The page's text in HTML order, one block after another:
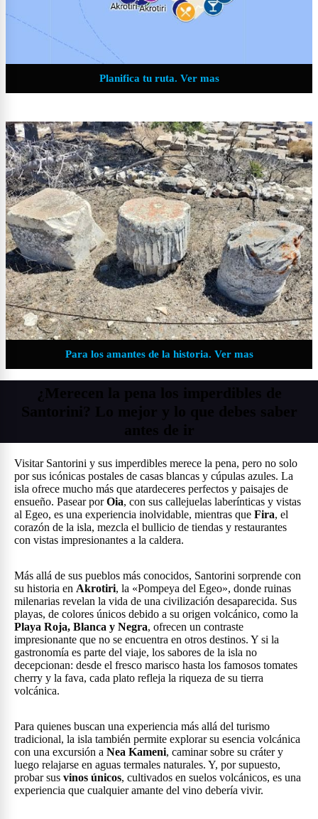
Planifica tu ruta. Ver mas
Para los amantes de la historia. Ver mas
Visitar Santorini y sus imperdibles merece la pena, pero no solo
por sus icónicas postales de casas blancas y cúpulas azules. La
isla ofrece mucho más que atardeceres perfectos y paisajes de
ensueño. Pasear porOia, con sus callejuelas laberínticas y vistas
al Egeo, es una experiencia inolvidable, mientras que Fira, el
corazón de la isla, mezcla el bullicio de tiendas y restaurantes
con vistas impresionantes a la caldera.
Más allá de sus pueblos más conocidos, Santorini sorprende con
su historia en Akrotiri, la «Pompeya del Egeo», donde ruinas
milenarias revelan la vida de una civilización desaparecida. Sus
playas, de colores únicos debido a su origen volcánico, como la
Playa Roja, Blanca y Negra, ofrecen un contraste
impresionante que no se encuentra en otros destinos. Y si la
gastronomía es parte del viaje, los sabores de la isla no
decepcionan: desde el fresco marisco hasta los famosos tomates
cherry y la fava, cada plato refleja la riqueza de su tierra
volcánica.
Para quienes buscan una experiencia más allá del turismo
tradicional, la isla también permite explorar su esencia volcánica
con una excursión a Nea Kameni, caminar sobre su cráter y
luego relajarse en aguas termales naturales. Y, por supuesto,
probar sus vinos únicos, cultivados en suelos volcánicos, es una
experiencia que cualquier amante del vino debería vivir.